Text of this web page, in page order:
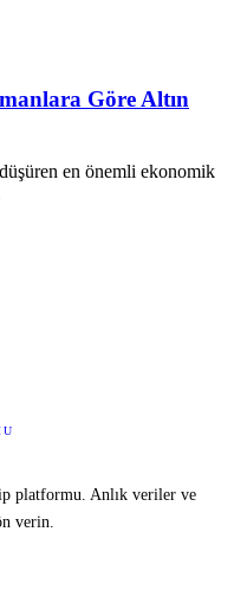
Göre Altın
en önemli ekonomik
platformu. Anlık veriler ve
verin.